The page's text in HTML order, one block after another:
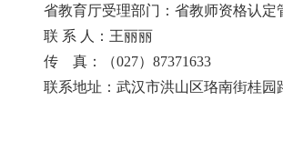
省教育厅受理部门：省教师资格认定
联 系 人：王丽丽
传 真：（027）87371633
联系地址：武汉市洪山区珞南街桂园